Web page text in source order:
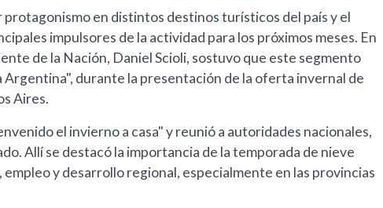
en distintos destinos turísticos del país y el
impulsores de la actividad para los próximos meses. En
de la Nación, Daniel Scioli, sostuvo que este segmento
durante la presentación de la oferta invernal de
Aires.
el invierno a casa" y reunió a autoridades nacionales,
Allí se destacó la importancia de la temporada de nieve
y desarrollo regional, especialmente en las provincias